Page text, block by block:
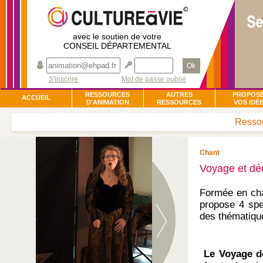
avec le soutien de votre
CONSEIL DÉPARTEMENTAL
Ok
S'inscrire
Mot de passe oublié
ACCUEIL
RESSOURCES
D'ANIMATION
AUTRES
RESSOURCES
VOS
Chant
Voyage et
Formée en
propose 4
des
Le Voyage